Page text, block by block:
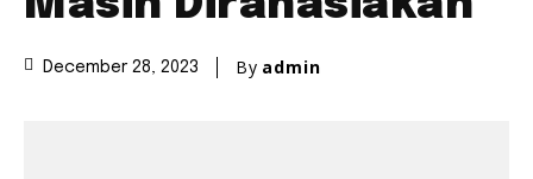
December 28, 2023 By admin